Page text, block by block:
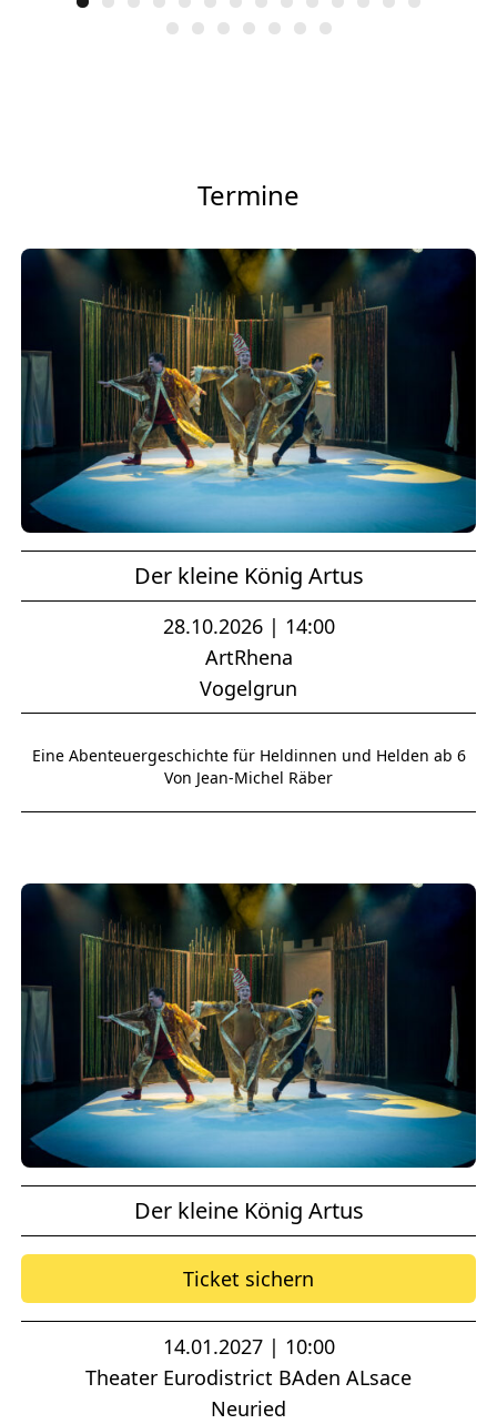
Termine
Der kleine König Artus
28.10.2026 | 14:00
ArtRhena
Vogelgrun
Eine Abenteuergeschichte für Heldinnen und Helden ab 6
Von Jean-Michel Räber
Der kleine König Artus
Ticket sichern
14.01.2027 | 10:00
Theater Eurodistrict BAden ALsace
Neuried